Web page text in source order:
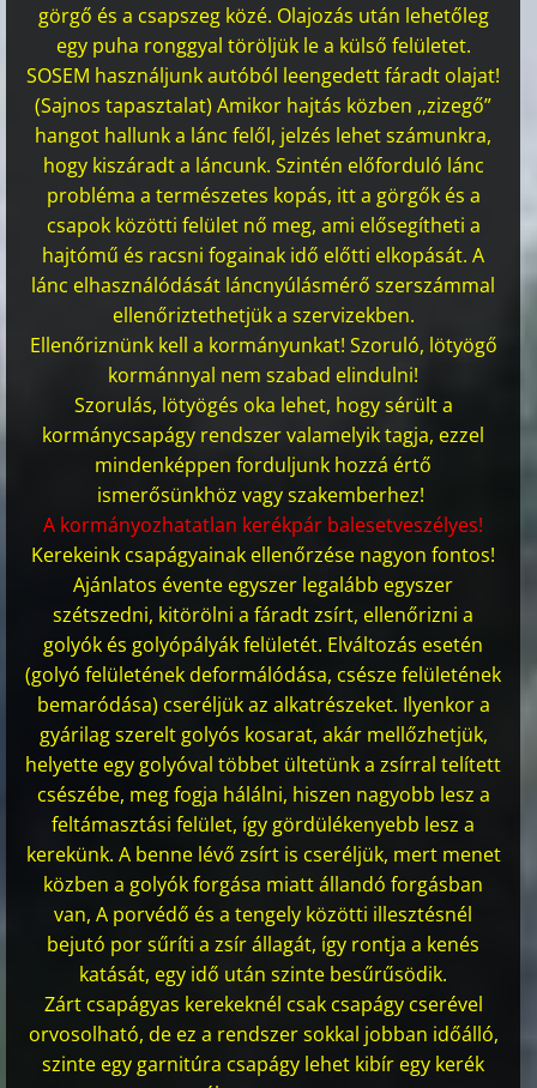
görgő és a csapszeg közé. Olajozás után lehetőleg
egy puha ronggyal töröljük le a külső felületet.
SOSEM használjunk autóból leengedett fáradt olajat!
(Sajnos tapasztalat) Amikor hajtás közben ,,zizegő”
hangot hallunk a lánc felől, jelzés lehet számunkra,
hogy kiszáradt a láncunk. Szintén előforduló lánc
probléma a természetes kopás, itt a görgők és a
csapok közötti felület nő meg, ami elősegítheti a
hajtómű és racsni fogainak idő előtti elkopását. A
lánc elhasználódását láncnyúlásmérő szerszámmal
ellenőriztethetjük a szervizekben.
Ellenőriznünk kell a kormányunkat! Szoruló, lötyögő
kormánnyal nem szabad elindulni!
Szorulás, lötyögés oka lehet, hogy sérült a
kormánycsapágy rendszer valamelyik tagja, ezzel
mindenképpen forduljunk hozzá értő
ismerősünkhöz vagy szakemberhez!
A kormányozhatatlan kerékpár balesetveszélyes!
Kerekeink csapágyainak ellenőrzése nagyon fontos!
Ajánlatos évente egyszer legalább egyszer
szétszedni, kitörölni a fáradt zsírt, ellenőrizni a
golyók és golyópályák felületét. Elváltozás esetén
(golyó felületének deformálódása, csésze felületének
bemaródása) cseréljük az alkatrészeket. Ilyenkor a
gyárilag szerelt golyós kosarat, akár mellőzhetjük,
helyette egy golyóval többet ültetünk a zsírral telített
csészébe, meg fogja hálálni, hiszen nagyobb lesz a
feltámasztási felület, így gördülékenyebb lesz a
kerekünk. A benne lévő zsírt is cseréljük, mert menet
közben a golyók forgása miatt állandó forgásban
van, A porvédő és a tengely közötti illesztésnél
bejutó por sűríti a zsír állagát, így rontja a kenés
katását, egy idő után szinte besűrűsödik.
Zárt csapágyas kerekeknél csak csapágy cserével
orvosolható, de ez a rendszer sokkal jobban időálló,
szinte egy garnitúra csapágy lehet kibír egy kerék